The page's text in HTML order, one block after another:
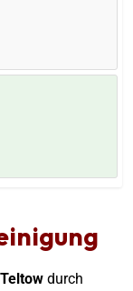
durch